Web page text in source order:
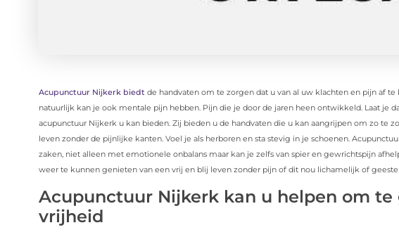
Acupunctuur Nijkerk biedt de handvaten om te zorgen dat u van al uw klachten en pijn af
natuurlijk kan je ook mentale pijn hebben. Pijn die je door de jaren heen ontwikkeld. Laat je
acupunctuur Nijkerk u kan bieden. Zij bieden u de handvaten die u kan aangrijpen om zo te
leven zonder de pijnlijke kanten. Voel je als herboren en sta stevig in je schoenen.
zaken, niet alleen met emotionele onbalans maar kan je zelfs van spier en gewrichtspijn
weer te kunnen genieten van een vrij en blij leven zonder pijn of dit nou lichamelijk of
Acupunctuur Nijkerk kan u helpen om
vrijheid